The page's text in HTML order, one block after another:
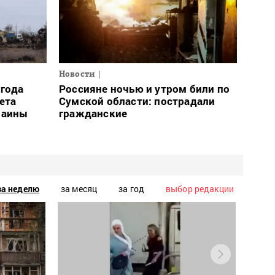
Новости
Россияне ночью и утром били по
Сумской области: пострадали
гражданские
неделю за месяц за год выбор редакции